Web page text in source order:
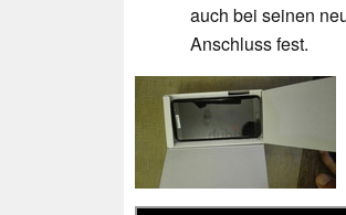
auch bei seinen
Anschluss fest.